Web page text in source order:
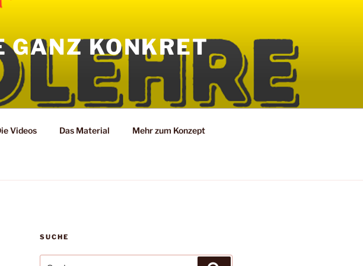
GANZ KONKRET
Videos Das Material Mehr zum Konzept
SUCHE